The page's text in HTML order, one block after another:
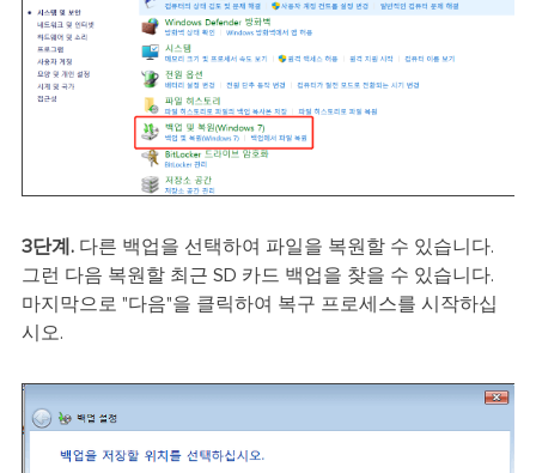
3단계.다른 백업을 선택하여 파일을 복원할 수 있습니다.
그런 다음 복원할 최근 SD 카드 백업을 찾을 수 있습니다.
마지막으로 "다음"을 클릭하여 복구 프로세스를 시작하십
시오.